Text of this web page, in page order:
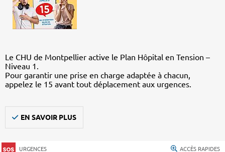
Le CHU de Montpellier active le Plan Hôpital en Tension –
Niveau 1.
Pour garantir une prise en charge adaptée à chacun,
appelez le 15 avant tout déplacement aux urgences.
EN SAVOIR PLUS
URGENCES ACCÈS RAPIDES